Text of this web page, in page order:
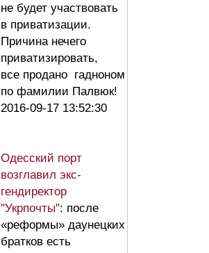
не будет участвовать
в приватизации.
Причина нечего
приватизировать,
все продано гадноном
по фамилии Палвюк!
2016-09-17 13:52:30
Одесский порт
возглавил экс-
гендиректор
"Укрпочты": после
«реформы» даунецких
братков есть